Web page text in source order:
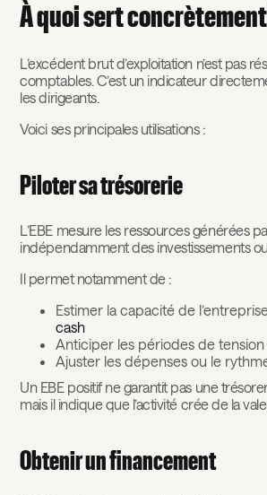
À quoi sert concrètement
L’excédent brut d’exploitation n’est pas
comptables. C’est un indicateur
les dirigeants.
Voici ses principales utilisations :
Piloter sa trésorerie
L’EBE mesure les ressources générées
indépendamment des investissements
Il permet notamment de :
Estimer la capacité de
cash
Anticiper les périodes de
Ajuster les dépenses ou le
Un EBE positif ne garantit pas une
mais il indique que l’activité crée de la
Obtenir un financement